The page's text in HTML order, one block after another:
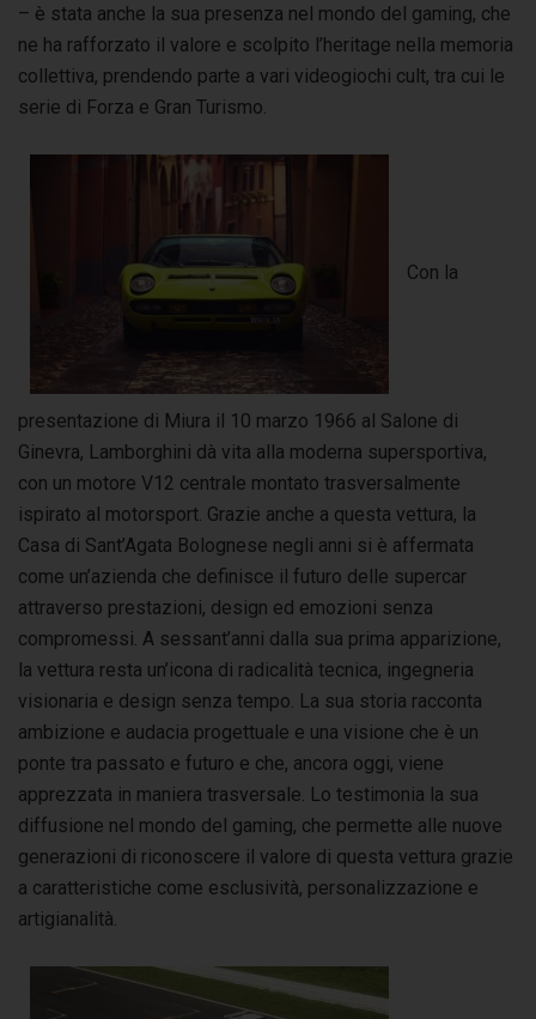
– è stata anche la sua presenza nel mondo del gaming, che
ne ha rafforzato il valore e scolpito l’heritage nella memoria
collettiva, prendendo parte a vari videogiochi cult, tra cui le
serie di Forza e Gran Turismo.
Con la
presentazione di Miura il 10 marzo 1966 al Salone di
Ginevra, Lamborghini dà vita alla moderna supersportiva,
con un motore V12 centrale montato trasversalmente
ispirato al motorsport. Grazie anche a questa vettura, la
Casa di Sant’Agata Bolognese negli anni si è affermata
come un’azienda che definisce il futuro delle supercar
attraverso prestazioni, design ed emozioni senza
compromessi. A sessant’anni dalla sua prima apparizione,
la vettura resta un’icona di radicalità tecnica, ingegneria
visionaria e design senza tempo. La sua storia racconta
ambizione e audacia progettuale e una visione che è un
ponte tra passato e futuro e che, ancora oggi, viene
apprezzata in maniera trasversale. Lo testimonia la sua
diffusione nel mondo del gaming, che permette alle nuove
generazioni di riconoscere il valore di questa vettura grazie
a caratteristiche come esclusività, personalizzazione e
artigianalità.